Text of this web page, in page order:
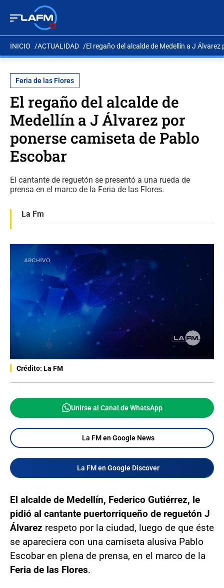
INICIO ACTUALIDAD El regaño del alcalde de Medellín a J
Feria de las Flores
El regaño del alcalde de
Medellín a J Álvarez por
ponerse camiseta de Pablo
Escobar
El cantante de reguetón se presentó a una rueda de
prensa en el marco de la Feria de las Flores.
La Fm
Crédito: La FM
Unirse al Canal de WhatsApp
La FM en Google News
La FM en Google Discover
El alcalde de Medellín, Federico Gutiérrez, le
pidió al cantante puertorriqueño de reguetón J
Álvarez respeto por la ciudad, luego de que éste
se apareciera con una camiseta alusiva Pablo
Escobar en plena de prensa, en el marco de la
Feria de las Flores.